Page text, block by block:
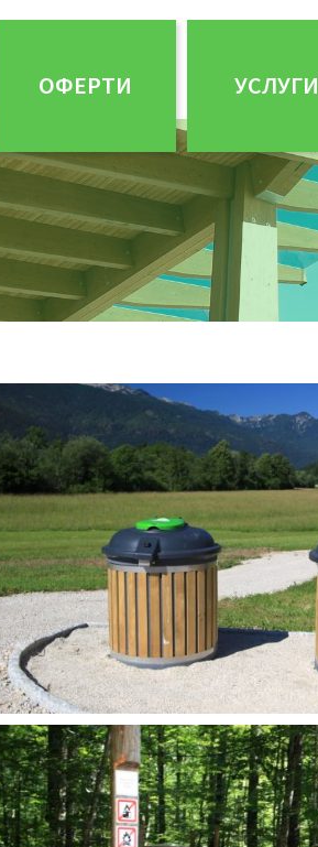
ОФЕРТИ УСЛУГИ